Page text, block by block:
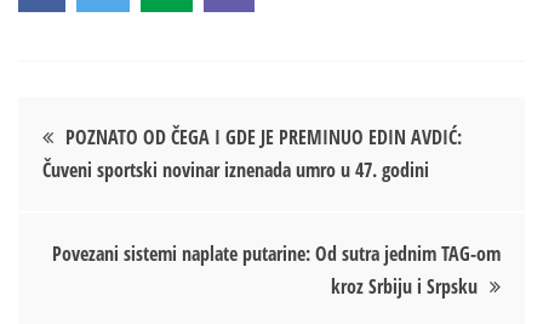
Кретање
чланка
POZNATO OD ČEGA I GDE JE PREMINUO EDIN AVDIĆ:
Čuveni sportski novinar iznenada umro u 47. godini
Povezani sistemi naplate putarine: Od sutra jednim TAG-om
kroz Srbiju i Srpsku